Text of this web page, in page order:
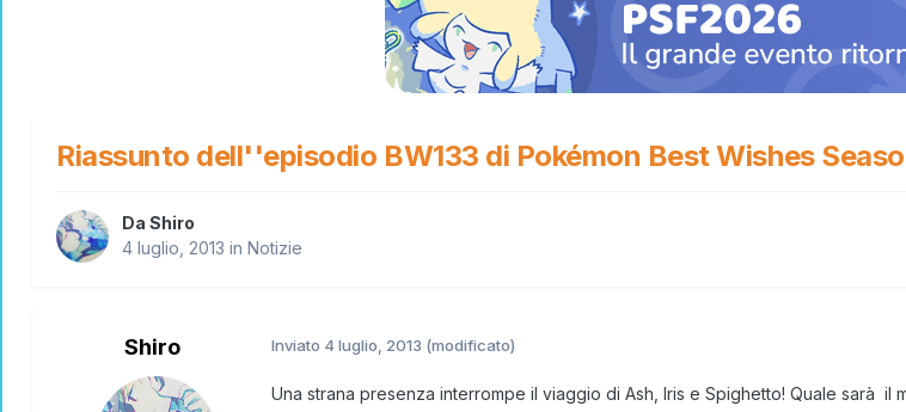
Riassunto dell''episodio BW133 di Pokémon Best Wishes
Da Shiro
4 luglio, 2013 in Notizie
Shiro Inviato 4 luglio, 2013 (modificato)
Una strana presenza interrompe il viaggio di Ash, Iris e Spighetto! Quale sarà il